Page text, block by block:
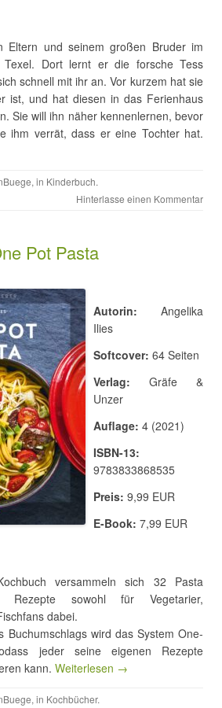
Eltern und seinem großen Bruder im
Dort lernt er die forsche Tess
schnell mit ihr an. Vor kurzem hat sie
ist, und hat diesen in das Ferienhaus
Sie will ihn näher kennenlernen, bevor
ihm verrät, dass er eine Tochter hat.
, in Kinderbuch.
Hinterlasse einen Kommentar
Pot Pasta
Autorin: Angelika
Ilies
Softcover: 64 Seiten
Verlag: Gräfe &
Unzer
Auflage: 4 (2021)
ISBN-13:
9783833868535
Preis: 9,99 EUR
E-Book: 7,99 EUR
versammeln sich 32 Pasta
sowohl für Vegetarier,
dabei.
Buchumschlags wird das System One-
jeder seine eigenen Rezepte
kann. Weiterlesen →
, in Kochbücher.